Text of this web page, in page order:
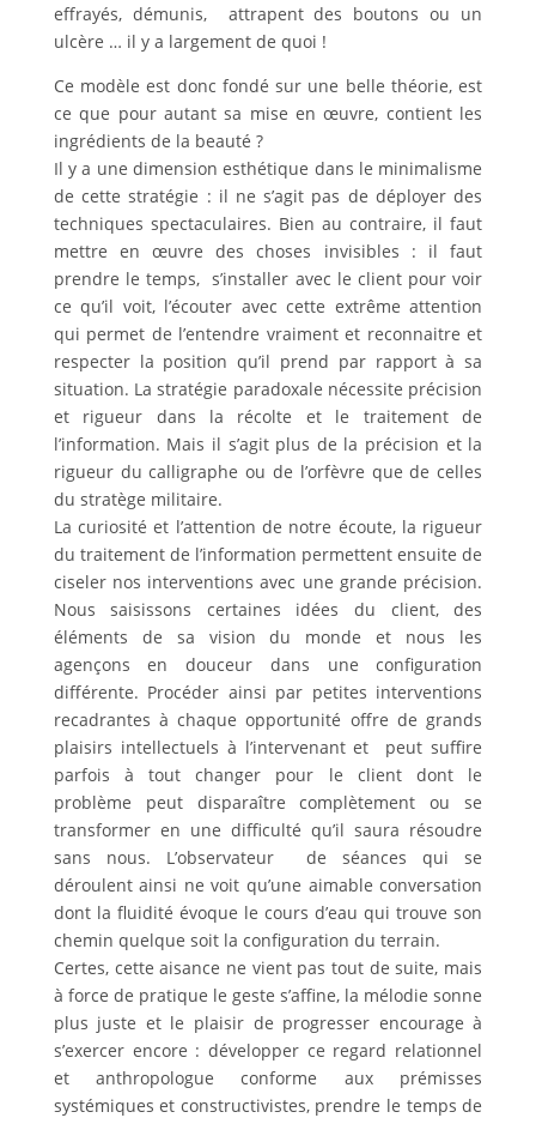
effrayés, démunis, attrapent des boutons ou un
ulcère … il y a largement de quoi !
Ce modèle est donc fondé sur une belle théorie, est
ce que pour autant sa mise en œuvre, contient les
ingrédients de la beauté ?
Il y a une dimension esthétique dans le minimalisme
de cette stratégie : il ne s’agit pas de déployer des
techniques spectaculaires. Bien au contraire, il faut
mettre en œuvre des choses invisibles : il faut
prendre le temps, s’installer avec le client pour voir
ce qu’il voit, l’écouter avec cette extrême attention
qui permet de l’entendre vraiment et reconnaitre et
respecter la position qu’il prend par rapport à sa
situation. La stratégie paradoxale nécessite précision
et rigueur dans la récolte et le traitement de
l’information. Mais il s’agit plus de la précision et la
rigueur du calligraphe ou de l’orfèvre que de celles
du stratège militaire.
La curiosité et l’attention de notre écoute, la rigueur
du traitement de l’information permettent ensuite de
ciseler nos interventions avec une grande précision.
Nous saisissons certaines idées du client, des
éléments de sa vision du monde et nous les
agençons en douceur dans une configuration
différente. Procéder ainsi par petites interventions
recadrantes à chaque opportunité offre de grands
plaisirs intellectuels à l’intervenant et peut suffire
parfois à tout changer pour le client dont le
problème peut disparaître complètement ou se
transformer en une difficulté qu’il saura résoudre
sans nous. L’observateur de séances qui se
déroulent ainsi ne voit qu’une aimable conversation
dont la fluidité évoque le cours d’eau qui trouve son
chemin quelque soit la configuration du terrain.
Certes, cette aisance ne vient pas tout de suite, mais
à force de pratique le geste s’affine, la mélodie sonne
plus juste et le plaisir de progresser encourage à
s’exercer encore : développer ce regard relationnel
et anthropologue conforme aux prémisses
systémiques et constructivistes, prendre le temps de